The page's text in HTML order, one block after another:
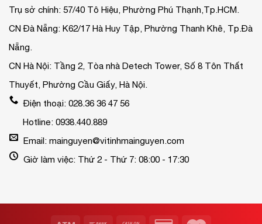
Trụ sở chính: 57/40 Tô Hiệu, Phường Phú Thạnh,Tp.HCM.
CN Đà Nẵng: K62/17 Hà Huy Tập, Phường Thanh Khê, Tp.Đà
Nẵng.
CN Hà Nội: Tầng 2, Tòa nhà Detech Tower, Số 8 Tôn Thất
Thuyết, Phường Cầu Giấy, Hà Nội.
Điện thoại: 028.36 36 47 56
Hotline: 0938.440.889
Email: mainguyen@vitinhmainguyen.com
Giờ làm việc: Thứ 2 - Thứ 7: 08:00 - 17:30